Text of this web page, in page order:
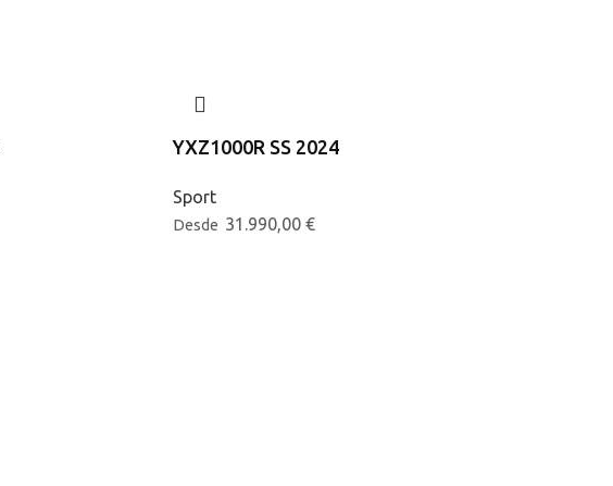
YXZ1000R SS 2024
Sport
Desde 31.990,00 €